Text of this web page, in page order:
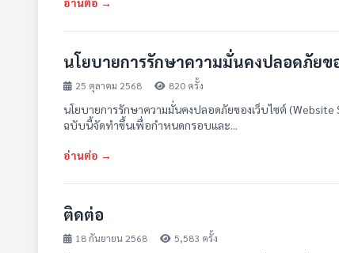
นโยบายการรักษาความมั่นคงปลอดภัยข
25 ตุลาคม 2568 820 ครั้ง
นโยบายการรักษาความมั่นคงปลอดภัยของเว็บไซต์
ฉบับนี้จัดทำขึ้นเพื่อกำหนดกรอบและ...
อ่านต่อ →
ติดต่อ
18 กันยายน 2568 5,583 ครั้ง